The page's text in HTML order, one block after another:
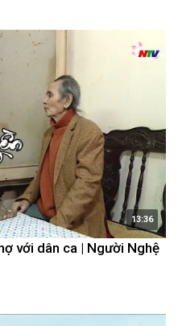
13:36
với dân ca | Người Nghệ